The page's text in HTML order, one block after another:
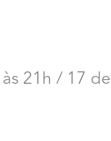
21h / 17 de